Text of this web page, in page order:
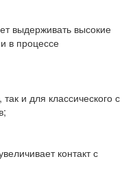
выдерживать высокие
в процессе
и для классического с
контакт с